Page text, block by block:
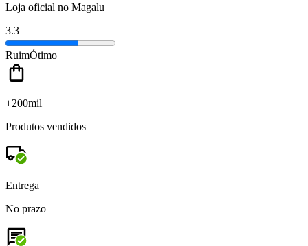
Loja oficial no Magalu
3.3
RuimÓtimo
+200mil
Produtos vendidos
Entrega
No prazo